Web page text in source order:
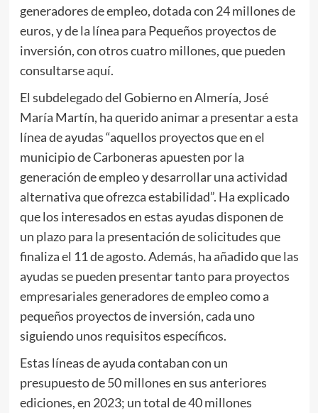
generadores de empleo, dotada con 24 millones de
euros, y de la línea para Pequeños proyectos de
inversión, con otros cuatro millones, que pueden
consultarseaquí.
El subdelegado del Gobierno en Almería, José
María Martín, ha querido animar a presentar a esta
línea de ayudas “aquellos proyectos que en el
municipio de Carboneras apuesten por la
generación de empleo y desarrollar una actividad
alternativa que ofrezca estabilidad”. Ha explicado
que los interesados en estas ayudas disponen de
un plazo para la presentación de solicitudes que
finaliza el 11 de agosto. Además, ha añadido que las
ayudas se pueden presentar tanto para proyectos
empresariales generadores de empleo como a
pequeños proyectos de inversión, cada uno
siguiendo unos requisitos específicos.
Estas líneas de ayuda contaban con un
presupuesto de 50 millones en sus anteriores
ediciones, en 2023; un total de 40 millones